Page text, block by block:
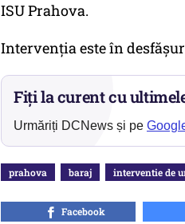
ISU Prahova.
Intervenţia este în
Fiți la curent cu
Urmăriți DCNews și pe
prahova baraj interventie de
Facebook